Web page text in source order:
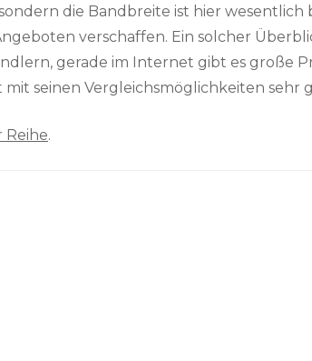
die Bandbreite ist hier
verschaffen. Ein solcher
gerade im Internet gibt es große
seinen Vergleichsmöglichkeiten sehr
Reihe.